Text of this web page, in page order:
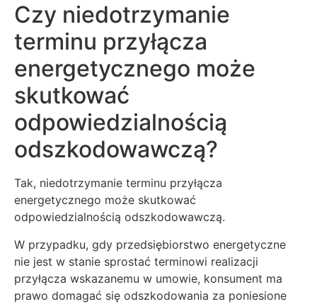
Czy niedotrzymanie
terminu przyłącza
energetycznego może
skutkować
odpowiedzialnością
odszkodowawczą?
Tak, niedotrzymanie terminu przyłącza
energetycznego może skutkować
odpowiedzialnością odszkodowawczą.
W przypadku, gdy przedsiębiorstwo energetyczne
nie jest w stanie sprostać terminowi realizacji
przyłącza wskazanemu w umowie, konsument ma
prawo domagać się odszkodowania za poniesione